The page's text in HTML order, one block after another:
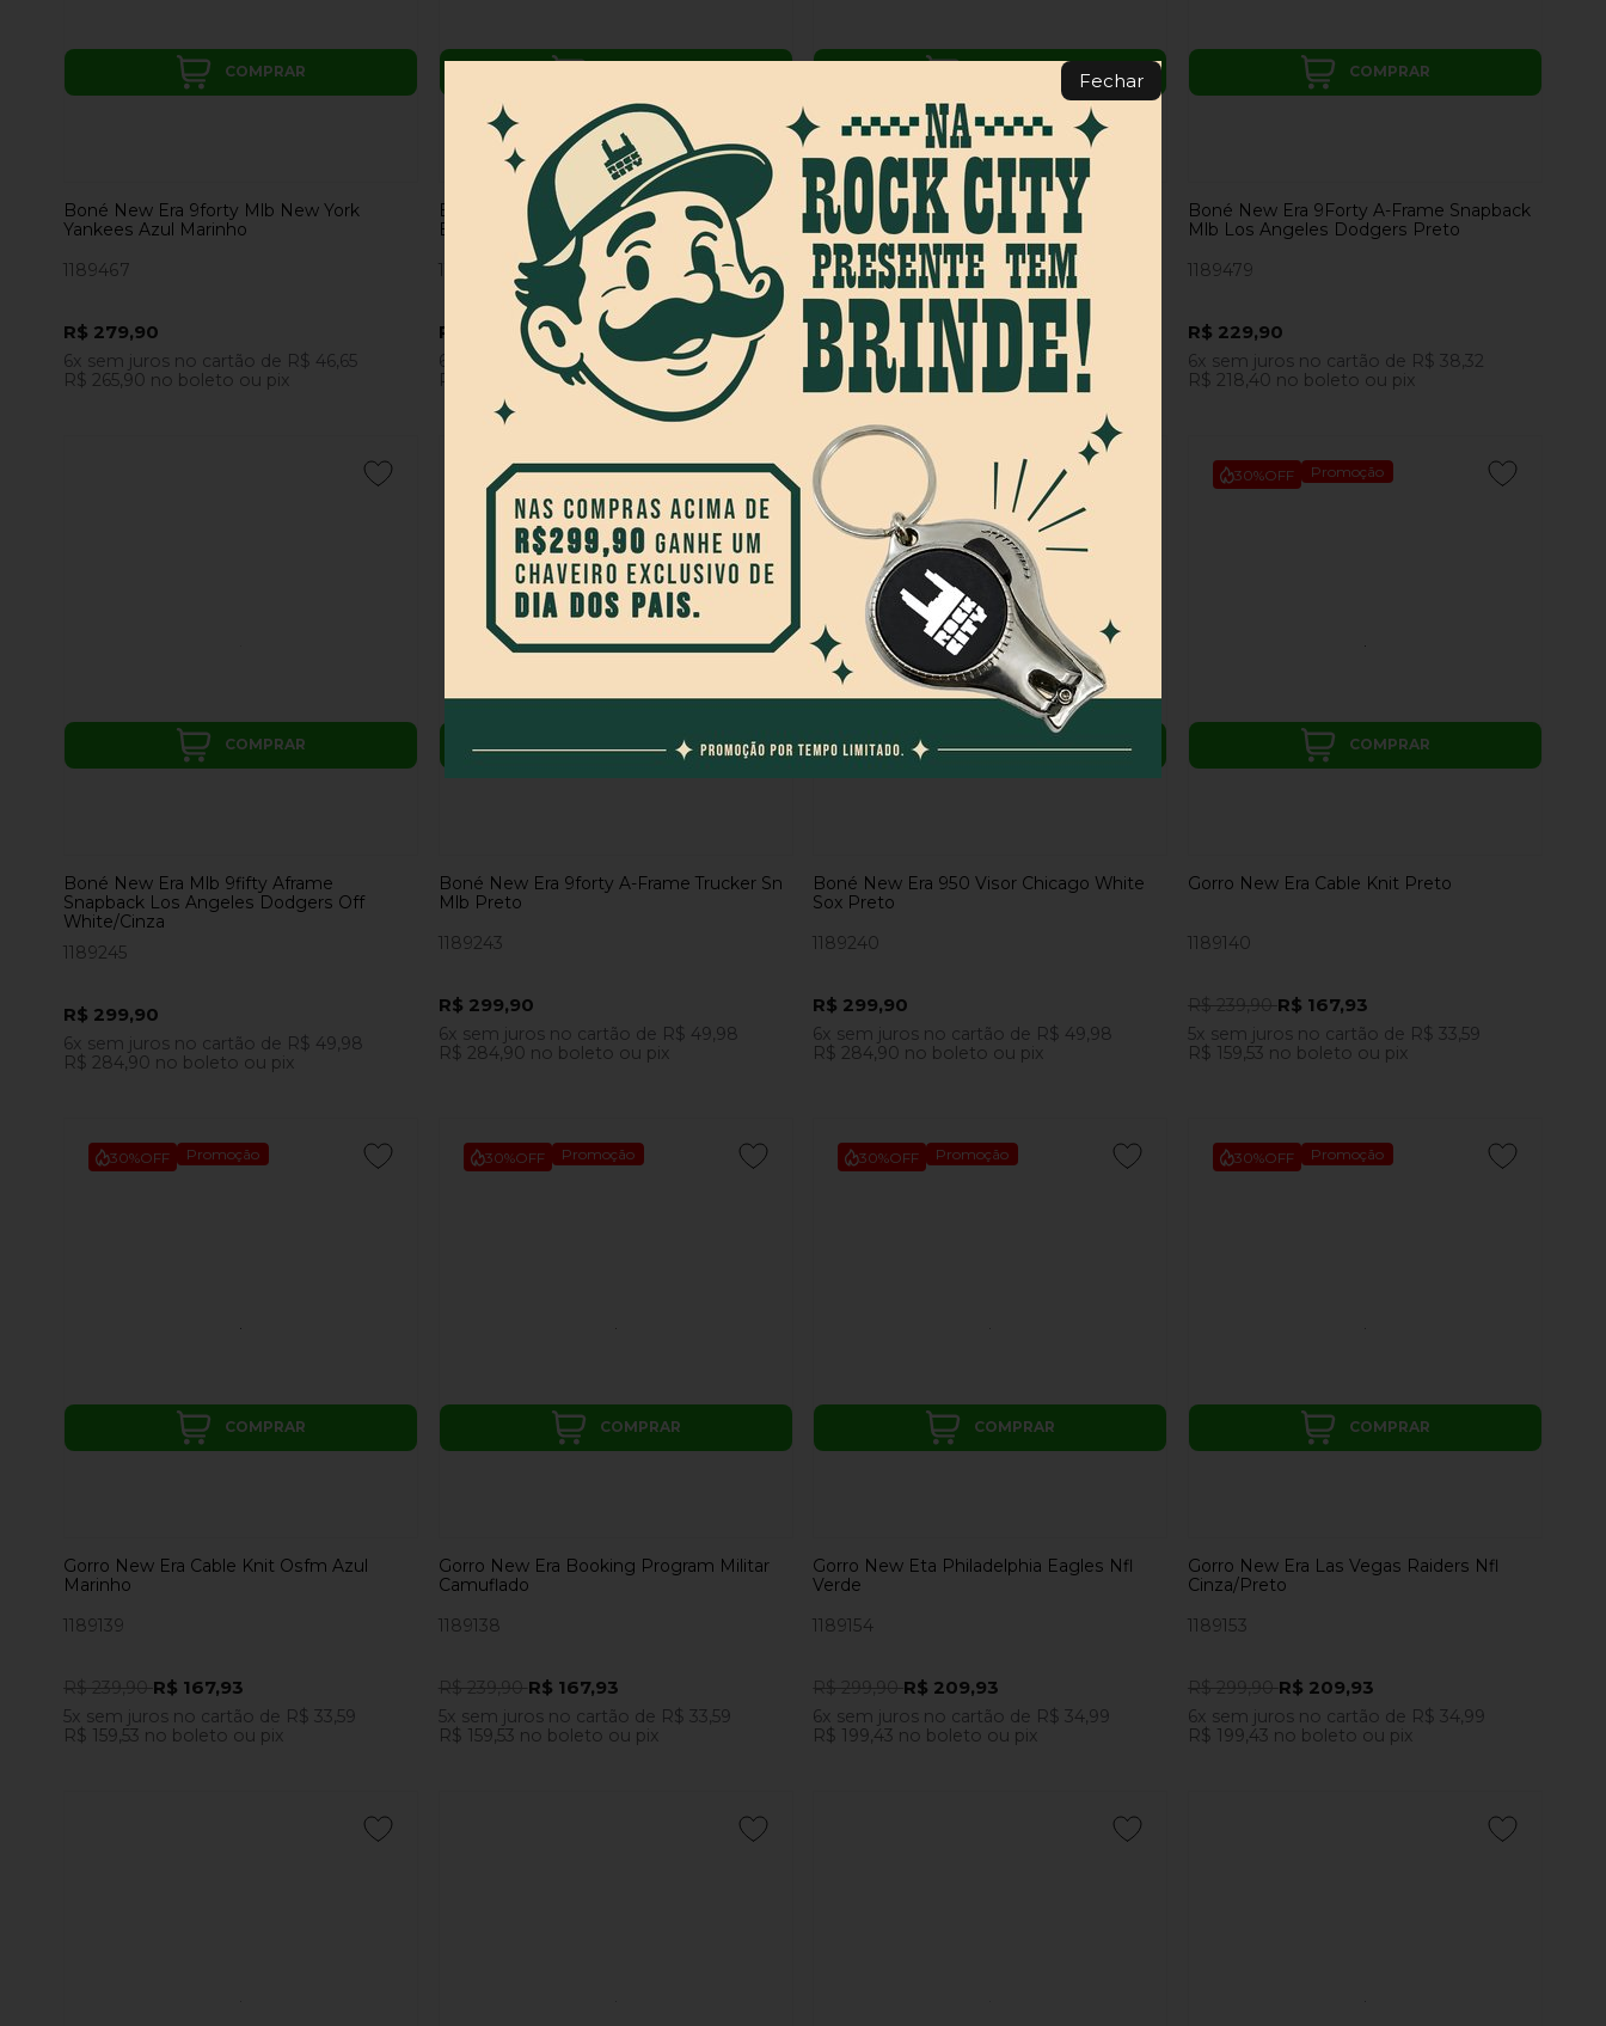
Boné New Era 9forty Mlb New York
Yankees Azul Marinho
1189467
R$ 279,90
6x sem juros no cartão de R$ 46,65
R$ 265,90 no boleto ou pix
COMPRAR
Boné New Era Outline Trucker Chicago
Bulls Cinza Chumbo
1189465
R$ 249,90
6x sem jurosno cartãodeR$ 41,65
R$ 237,40
no boleto ou pix
Boné New Era Oakland Athletics Mlb
Authentic Collection Verde
1189463
R$ 319,90
6x sem juros no cartãode
R$ 53,32
R$ 303,90
no boleto ou pix
Boné New Era 9Forty A-Frame Snapback
Mlb Los Angeles Dodgers Preto
1189479
R$ 229,90
6x sem juros no cartão de R$ 38,32
R$ 218,40 no boleto ou pix
COMPRAR
Boné New Era Mlb 9fifty Aframe
Snapback Los Angeles Dodgers Off
White/Cinza
1189245
R$ 299,90
6x sem juros no cartão de R$ 49,98
R$ 284,90 no boleto ou pix
COMPRAR
Boné New Era 9forty A-Frame Trucker Sn
Mlb Preto
1189243
R$ 299,90
6x sem juros no cartão de R$ 49,98
R$ 284,90 no boleto ou pix
COMPRAR
Boné New Era 950 Visor Chicago White
Sox Preto
1189240
R$ 299,90
6x sem juros no cartão de R$ 49,98
R$ 284,90 no boleto ou pix
COMPRAR
30%OFF Promoção
Gorro New Era Cable Knit Preto
1189140
R$ 239,90R$ 167,93
5x sem juros no cartão de R$ 33,59
R$ 159,53 no boleto ou pix
COMPRAR
30%OFF Promoção
Gorro New Era Cable Knit Osfm Azul
Marinho
1189139
R$ 239,90R$ 167,93
5x sem juros no cartão de R$ 33,59
R$ 159,53 no boleto ou pix
COMPRAR
30%OFF Promoção
Gorro New Era Booking Program Militar
Camuflado
1189138
R$ 239,90R$ 167,93
5x sem juros no cartão de R$ 33,59
R$ 159,53 no boleto ou pix
COMPRAR
30%OFF Promoção
Gorro New Eta Philadelphia Eagles Nfl
Verde
1189154
R$ 299,90R$ 209,93
6x sem juros no cartão de R$ 34,99
R$ 199,43 no boleto ou pix
COMPRAR
30%OFF Promoção
Gorro New Era Las Vegas Raiders Nfl
Cinza/Preto
1189153
R$ 299,90R$ 209,93
6x sem juros no cartão de R$ 34,99
R$ 199,43 no boleto ou pix
COMPRAR
Fechar